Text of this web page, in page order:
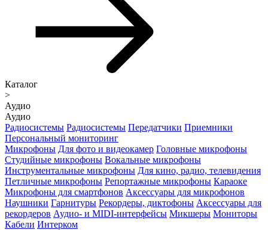
Каталог
>
Аудио
Аудио
Радиосистемы Радиосистемы Передатчики Приемники
Персональный мониторинг
Микрофоны Для фото и видеокамер Головные микрофоны
Студийные микрофоны Вокальные микрофоны
Инструментальные микрофоны Для кино, радио, телевидения
Петличные микрофоны Репортажные микрофоны Караоке
Микрофоны для смартфонов Аксессуары для микрофонов
Наушники Гарнитуры Рекордеры, диктофоны Аксессуары для
рекордеров Аудио- и MIDI-интерфейсы Микшеры Мониторы
Кабели Интерком